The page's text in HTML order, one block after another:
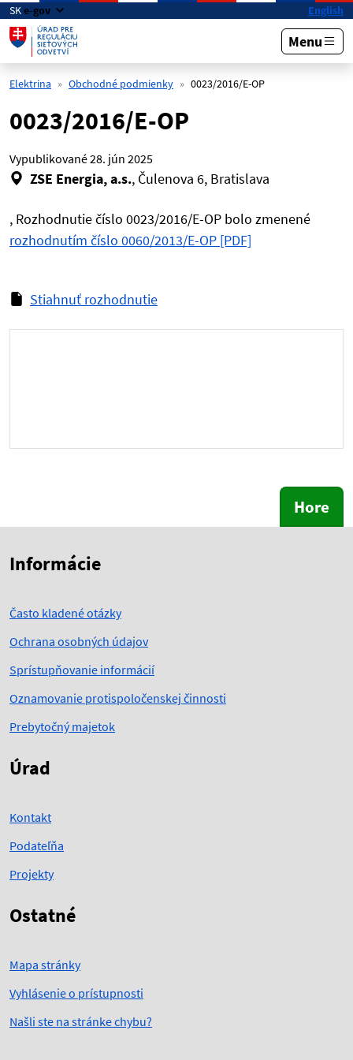
Preskočiť na hlavný obsah
SKe-gov English
Menu
Elektrina Obchodné podmienky 0023/2016/E-OP
0023/2016/E-OP
Vypublikované28. jún 2025
ZSE Energia, a.s., Čulenova 6, Bratislava
, Rozhodnutie číslo 0023/2016/E-OP bolo zmenené
rozhodnutím číslo 0060/2013/E-OP [PDF]
Stiahnuť rozhodnutie
Hore
Informácie
Často kladené otázky
Ochrana osobných údajov
Sprístupňovanie informácií
Oznamovanie protispoločenskej činnosti
Prebytočný majetok
Úrad
Kontakt
Podateľňa
Projekty
Ostatné
Mapa stránky
Vyhlásenie o prístupnosti
Našli ste na stránke chybu?